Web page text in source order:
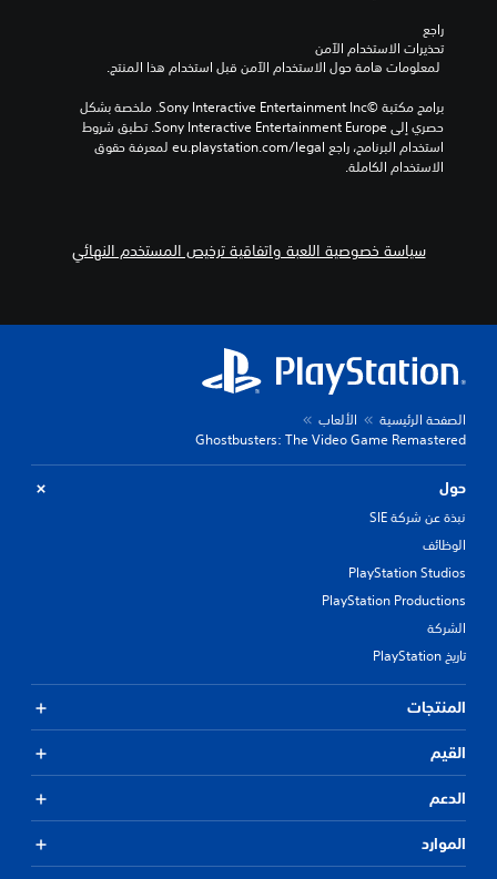
راجع
تحذيرات الاستخدام الآمن
الاستخدام الكاملة.
سياسة خصوصية اللعبة واتفاقية ترخيص المستخدم النهائي
الصفحة الرئيسية
الألعاب
Ghostbusters: The Video Game Remastered
حول
نبذة عن شركة SIE
الوظائف
PlayStation Studios
PlayStation Productions
الشركة
تاريخ PlayStation
المنتجات
القيم
الدعم
الموارد